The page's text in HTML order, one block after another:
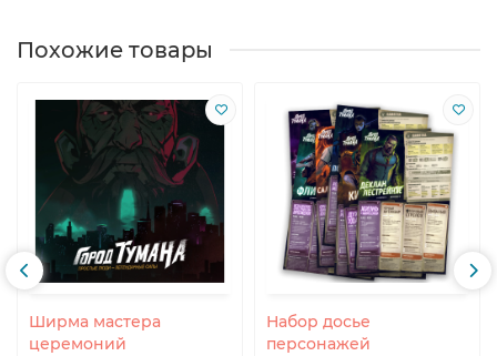
Похожие товары
Ширма мастера
церемоний
Набор досье
персонажей